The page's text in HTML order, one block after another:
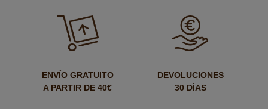
ENVÍO GRATUITO
A PARTIR DE 40€
DEVOLUCIONES
30 DÍAS